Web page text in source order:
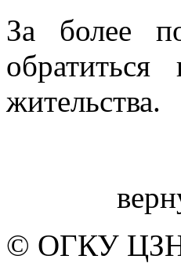
За более
жительства.
© ОГКУ